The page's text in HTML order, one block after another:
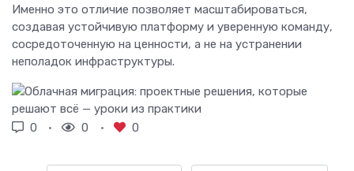
Именно это отличие позволяет масштабироваться,
создавая устойчивую платформу и уверенную команду,
сосредоточенную на ценности, а не на устранении
неполадок инфраструктуры.
0 0 0